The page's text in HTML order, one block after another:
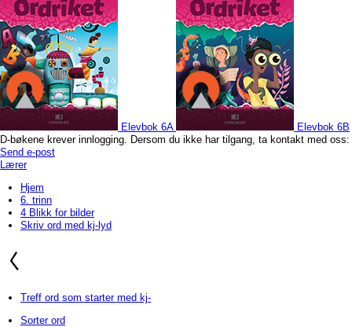
Elevbok 6A
Elevbok 6B
D-bøkene krever innlogging. Dersom du ikke har tilgang, ta kontakt med oss:
Send e-post
Lærer
Hjem
6. trinn
4 Blikk for bilder
Skriv ord med kj-lyd
Treff ord som starter med kj-
Sorter ord